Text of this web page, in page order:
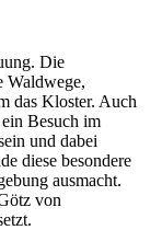
Die
Waldwege,
das Kloster. Auch
Besuch im
und dabei
diese besondere
ausmacht.
von